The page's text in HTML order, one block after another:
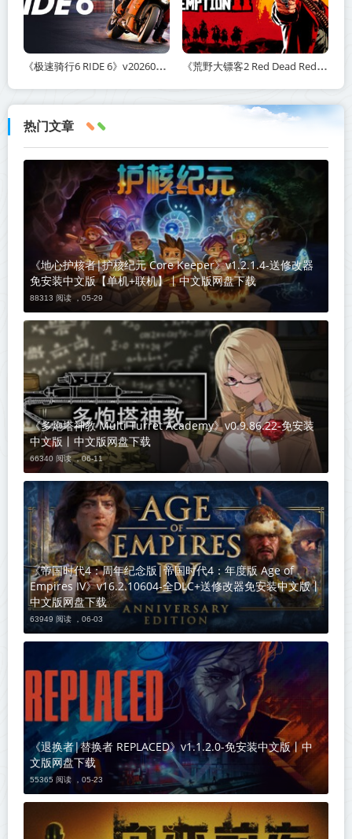
《极速骑行6 RIDE 6》v20260511-免安装中文版丨中文版网盘下载 《荒野大镖客2 Red Dead Redemption 2》v1491.50-打包mod+送修改器丨中文版网盘下载
热门文章
《地心护核者|护核纪元 Core Keeper》v1.2.1.4-送修改器
免安装中文版【单机+联机】丨中文版网盘下载
88313 阅读 ，05-29
《多炮塔神教 Multi Turret Academy》v0.9.86.22-免安装
中文版丨中文版网盘下载
66340 阅读 ，06-11
《帝国时代4：周年纪念版|帝国时代4：年度版 Age of
Empires IV》v16.2.10604-全DLC+送修改器免安装中文版丨
中文版网盘下载
63949 阅读 ， 06-03
《退换者|替换者 REPLACED》v1.1.2.0-免安装中文版丨中
文版网盘下载
55365 阅读 ， 05-23